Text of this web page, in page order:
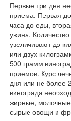
Первые три дня
приема. Первая
часа до еды,
ужина.
увеличивают до
или двух
500 грамм
приемов. Курс
дня или не более
винограда
жирные,
сырые овощи и